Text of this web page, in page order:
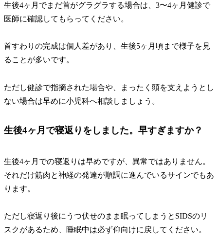
生後4ヶ月でまだ首がグラグラする場合は、3〜4ヶ月健診で
医師に確認してもらってください。
首すわりの完成は個人差があり、生後5ヶ月頃まで様子を見
ることが多いです。
ただし健診で指摘された場合や、まったく頭を支えようとし
ない場合は早めに小児科へ相談しましょう。
生後4ヶ月で寝返りをしました。早すぎますか？
生後4ヶ月での寝返りは早めですが、異常ではありません。
それだけ筋肉と神経の発達が順調に進んでいるサインでもあ
ります。
ただし寝返り後にうつ伏せのまま眠ってしまうとSIDSのリ
スクがあるため、睡眠中は必ず仰向けに戻してください。